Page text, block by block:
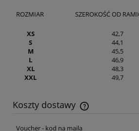
ROZMIAR SZEROKOŚĆ OD
XS
42,7
S
44,1
M
45,5
L
46,9
XL
48,3
XXL
49,7
Koszty dostawy
Cena nie zawiera ewentualnych kosztów
Voucher - kod na maila